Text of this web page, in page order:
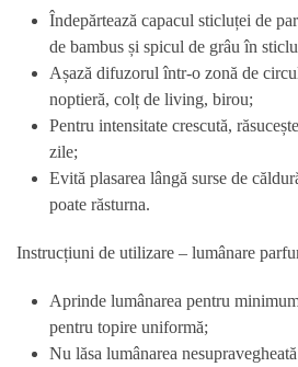
Îndepărtează capacul sticluței de
de bambus și spicul de grâu în
Așază difuzorul într-o zonă de
noptieră, colț de living, birou;
Pentru intensitate crescută,
zile;
Evită plasarea lângă surse de
poate răsturna.
Instrucțiuni de utilizare – lumânare
Aprinde lumânarea pentru
pentru topire uniformă;
Nu lăsa lumânarea